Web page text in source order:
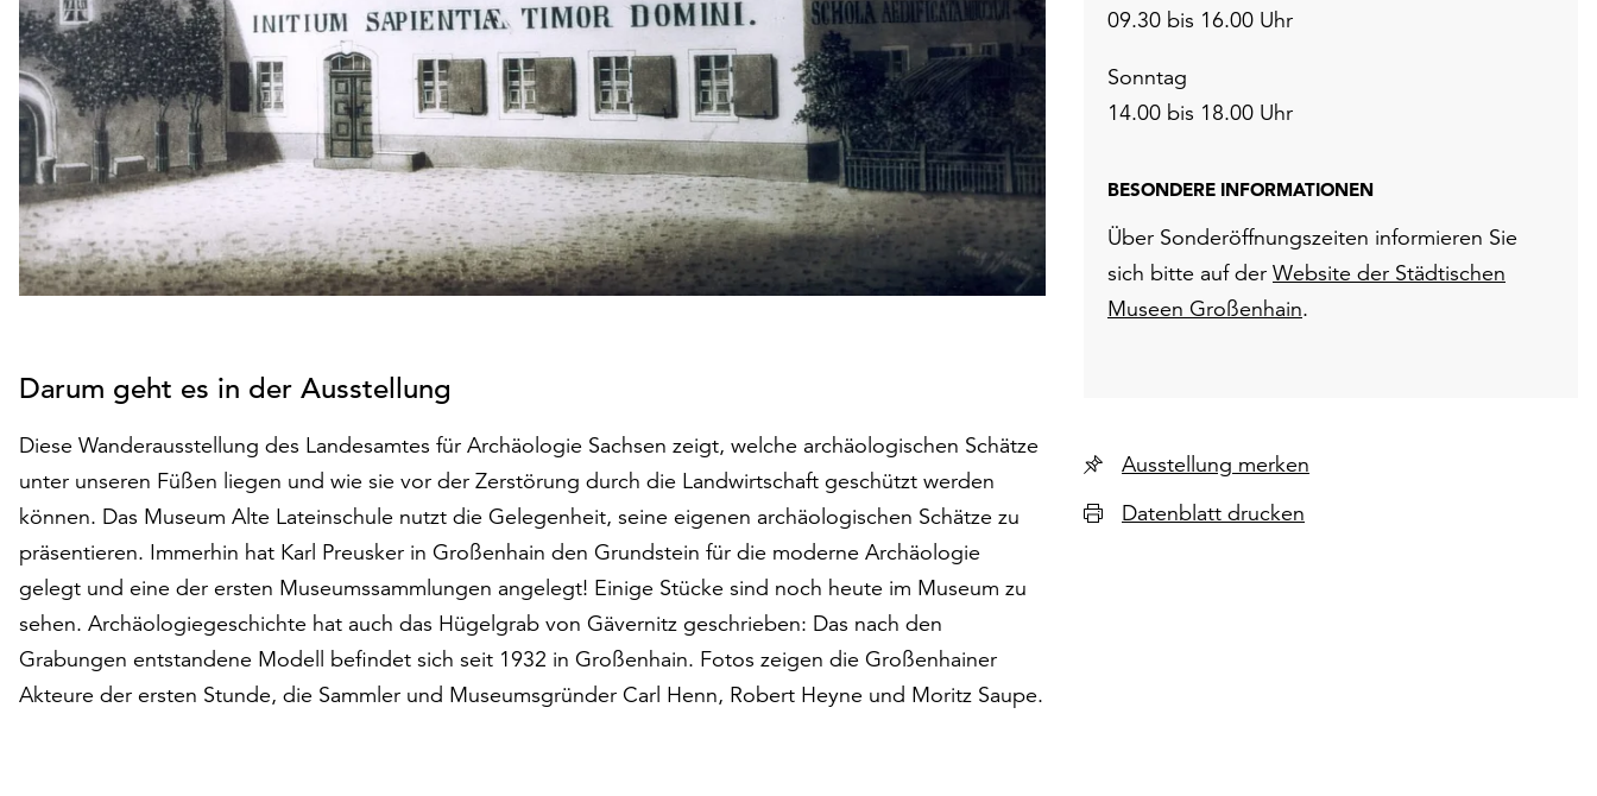
Darum geht es in der Ausstellung
Diese Wanderausstellung des Landesamtes für Archäologie Sachsen zeigt, welche archäologischen Schätze
unter unseren Füßen liegen und wie sie vor der Zerstörung durch die Landwirtschaft geschützt werden
können. Das Museum Alte Lateinschule nutzt die Gelegenheit, seine eigenen archäologischen Schätze zu
präsentieren. Immerhin hat Karl Preusker in Großenhain den Grundstein für die moderne Archäologie
gelegt und eine der ersten Museumssammlungen angelegt! Einige Stücke sind noch heute im Museum zu
sehen. Archäologiegeschichte hat auch das Hügelgrab von Gävernitz geschrieben: Das nach den
Grabungen entstandene Modell befindet sich seit 1932 in Großenhain. Fotos zeigen die Großenhainer
Akteure der ersten Stunde, die Sammler und Museumsgründer Carl Henn, Robert Heyne und Moritz Saupe.
09.30 bis 16.00 Uhr
Sonntag
14.00 bis 18.00 Uhr
BESONDERE INFORMATIONEN
Über Sonderöffnungszeiten informieren Sie
sich bitte auf der Website der Städtischen
Museen Großenhain.
Ausstellung merken
Datenblatt drucken